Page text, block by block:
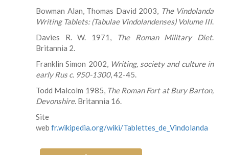
Bowman Alan, Thomas David 2003, The Vindolanda
Writing Tablets: (Tabulae Vindolandenses) Volume III.
Davies R. W. 1971,
The Roman Military Diet.
Britannia 2.
Franklin Simon 2002, Writing, society and culture in
early Rus c. 950-1300, 42-45.
Todd Malcolm 1985, The Roman Fort at Bury Barton,
Devonshire. Britannia 16.
Site
web fr.wikipedia.org/wiki/Tablettes_de_Vindolanda